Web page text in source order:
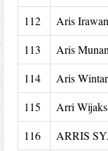
112
Aris
113
Aris
114
Aris
115
Arri
116
ARRIS